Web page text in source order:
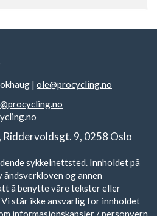
| ole@procycling.no
9, 0258 Oslo
sykkelnettsted. Innholdet på
og annen
å benytte våre tekster eller
står ikke ansvarlig for innholdet
informasjonskapsler / personvern